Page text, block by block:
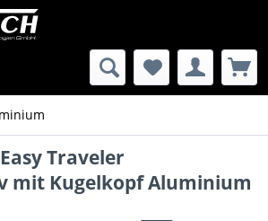
Traveler
mit Kugelkopf Aluminium